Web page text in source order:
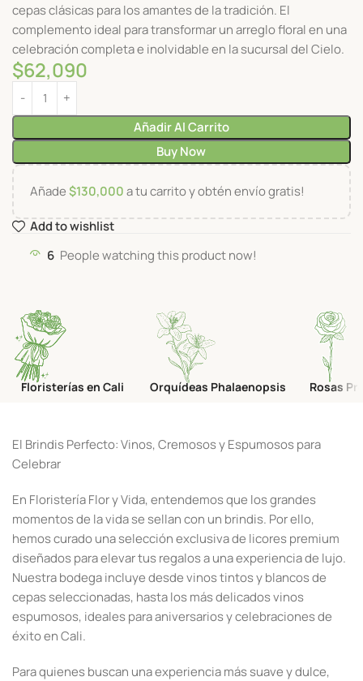
cepas clásicas para los amantes de la tradición. El
complemento ideal para transformar un arreglo floral en una
celebración completa e inolvidable en la sucursal del Cielo.
$62,090
Añadir Al Carrito
Buy Now
Añade$130,000a tu carrito y obtén envío gratis!
Add to wishlist
6 People watching this product now!
Floristerías en Cali Orquídeas Phalaenopsis Rosas
El Brindis Perfecto: Vinos, Cremosos y Espumosos para
Celebrar
En Floristería Flor y Vida, entendemos que los grandes
momentos de la vida se sellan con un brindis. Por ello,
hemos curado una selección exclusiva de licores premium
diseñados para elevar tus regalos a una experiencia de lujo.
Nuestra bodega incluye desde vinos tintos y blancos de
cepas seleccionadas, hasta los más delicados vinos
espumosos, ideales para aniversarios y celebraciones de
éxito en Cali.
Para quienes buscan una experiencia más suave y dulce,